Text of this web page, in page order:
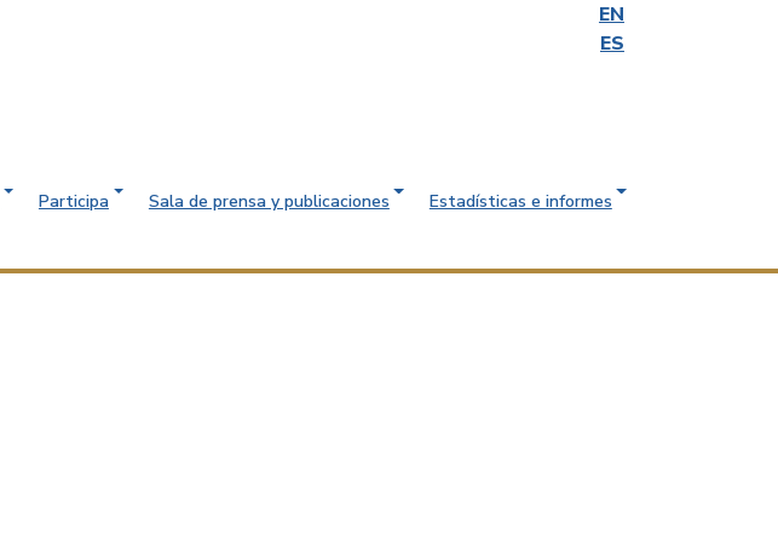
EN
ES
Participa Sala de prensa y publicaciones
Estadísticas e informes